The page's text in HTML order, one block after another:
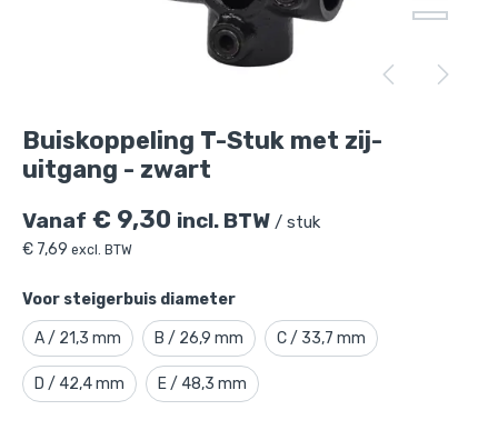
Buiskoppeling T-Stuk met zij-
uitgang - zwart
Vanaf € 9,30 incl. BTW / stuk
€ 7,69 excl. BTW
Voor steigerbuis diameter
A / 21,3 mm B / 26,9 mm C / 33,7 mm
D / 42,4 mm E / 48,3 mm
Buiskoppeling T-Stuk met zij-uitgang -